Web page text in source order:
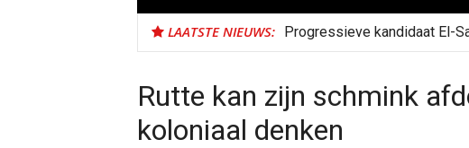
LAATSTE NIEUWS: Progressieve kandidaat El-
Rutte kan zijn schmink
koloniaal denken